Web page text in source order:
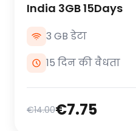
India 3GB 15Days
3 GB डेटा
15 दिन की वैधता
€14.00€7.75